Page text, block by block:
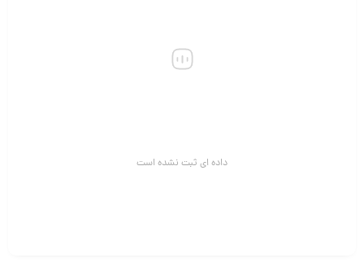
داده ای ثبت نشده است